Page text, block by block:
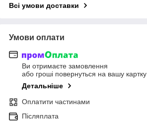
Всі умови доставки
Умови оплати
Ви отримаєте замовлення
або гроші повернуться на вашу картку
Детальніше
Оплатити частинами
Післяплата